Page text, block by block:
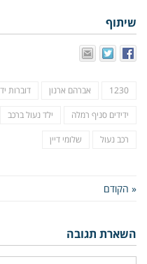
שיתוף
1230 אברהם ארנון דוברות
ידידים סניף רמלה ילד נעול ברכב
רכב נעול שלומי דיין
« הקודם
השארת תגובה